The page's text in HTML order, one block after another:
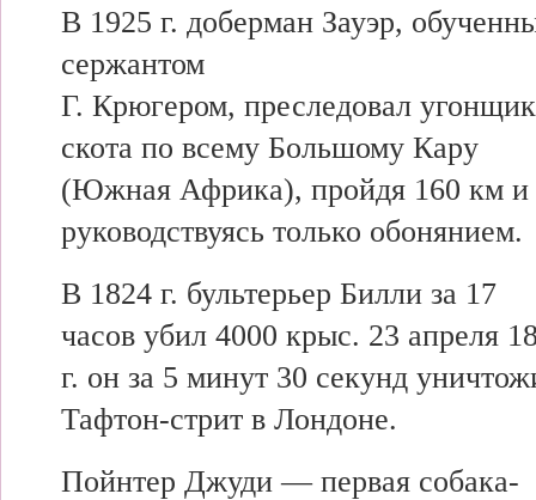
В 1925 г. доберман Зауэр,
сержантом
Г. Крюгером, преследовал
скота по всему Большому Кару
(Южная Африка), пройдя 160 км и
руководствуясь только обонянием.
В 1824 г. бультерьер Билли за 17
часов убил 4000 крыс. 23 апреля
г. он за 5 минут 30 секунд
Тафтон-стрит в Лондоне.
Пойнтер Джуди — первая собака-